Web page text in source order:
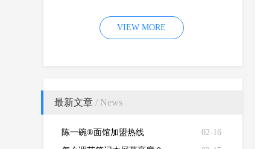
VIEW MORE
最新文章 / News
02-16
陈一碗®面馆加盟热线